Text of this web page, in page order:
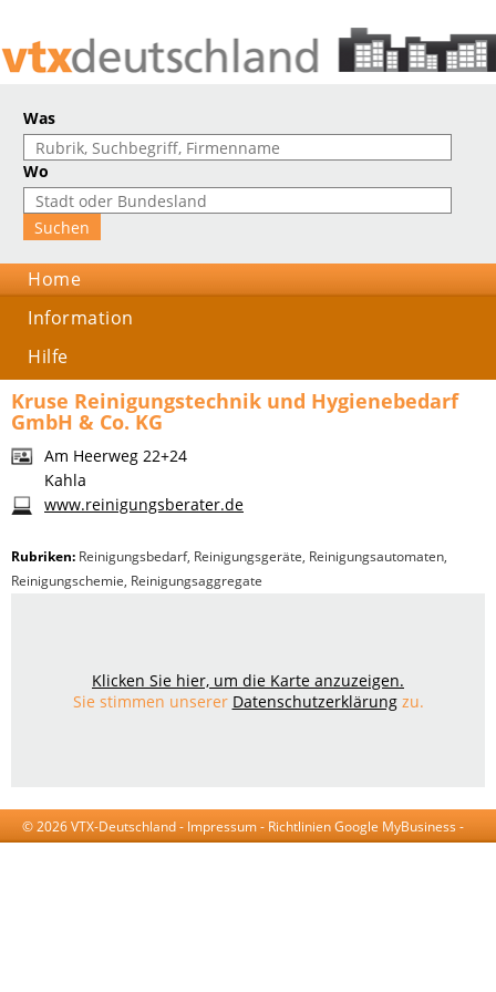
Was
Wo
Home
Information
Hilfe
Kruse Reinigungstechnik und Hygienebedarf
GmbH & Co. KG
Am Heerweg 22+24
Kahla
www.reinigungsberater.de
Rubriken: Reinigungsbedarf, Reinigungsgeräte, Reinigungsautomaten,
Reinigungschemie, Reinigungsaggregate
Klicken Sie hier, um die Karte anzuzeigen.
Sie stimmen unserer Datenschutzerklärungzu.
© 2026 VTX-Deutschland - Impressum- Richtlinien Google MyBusiness -
AGB-Datenschutzerklärung